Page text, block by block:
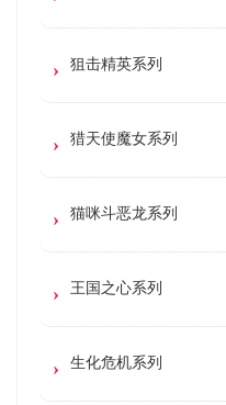
狙击精英系列
猎天使魔女系列
猫咪斗恶龙系列
王国之心系列
生化危机系列